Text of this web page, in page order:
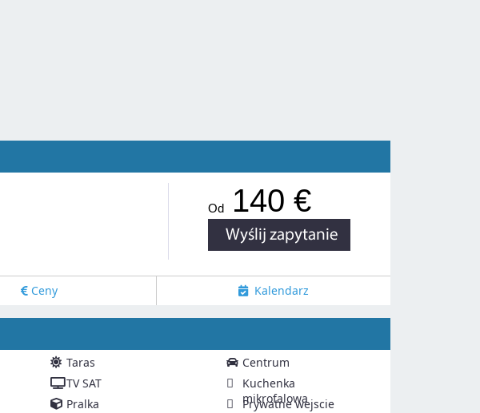
Od 140 €
Ceny Kalendarz
Taras
Centrum
TV SAT
Kuchenka
mikrofalowa
Pralka Prywatne wejscie